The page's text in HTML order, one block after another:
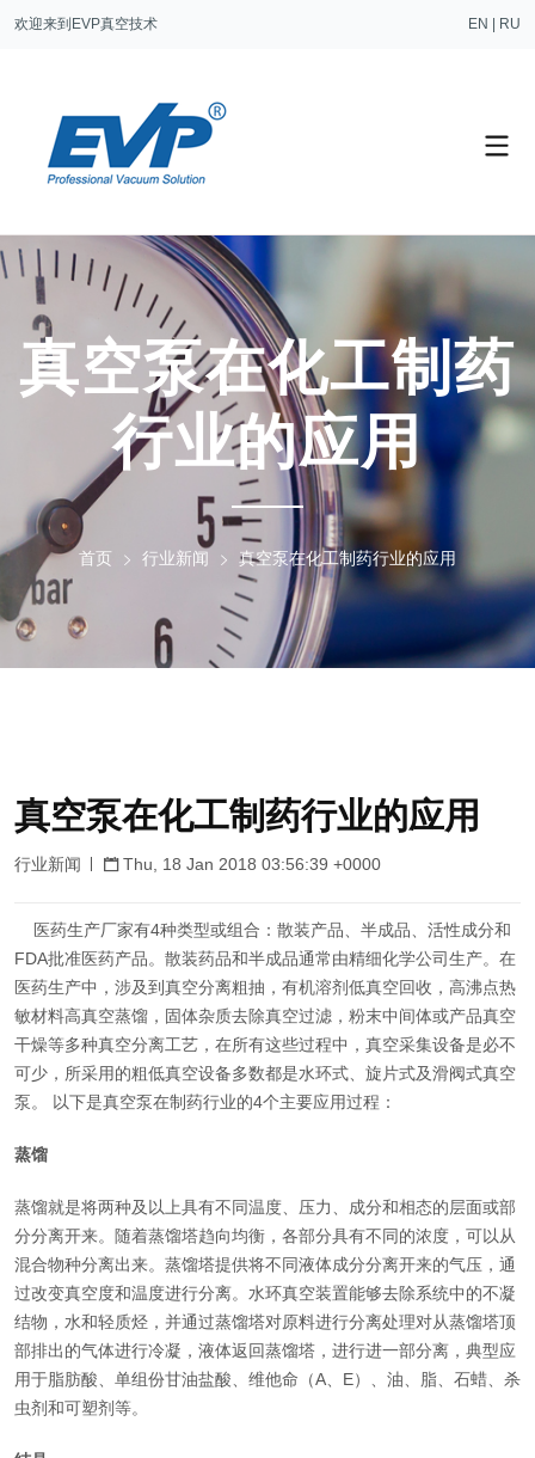
欢迎来到EVP真空技术 EN RU
真空泵在化工制药
行业的应用
首页 行业新闻 真空泵在化工制药行业的应用
真空泵在化工制药行业的应用
行业新闻 Thu, 18 Jan 2018 03:56:39 +0000
医药生产厂家有4种类型或组合：散装产品、半成品、活性成分和
FDA批准医药产品。散装药品和半成品通常由精细化学公司生产。在
医药生产中，涉及到真空分离粗抽，有机溶剂低真空回收，高沸点热
敏材料高真空蒸馏，固体杂质去除真空过滤，粉末中间体或产品真空
干燥等多种真空分离工艺，在所有这些过程中，真空采集设备是必不
可少，所采用的粗低真空设备多数都是水环式、旋片式及滑阀式真空
泵。 以下是真空泵在制药行业的4个主要应用过程：
蒸馏
蒸馏就是将两种及以上具有不同温度、压力、成分和相态的层面或部
分分离开来。随着蒸馏塔趋向均衡，各部分具有不同的浓度，可以从
混合物种分离出来。蒸馏塔提供将不同液体成分分离开来的气压，通
过改变真空度和温度进行分离。水环真空装置能够去除系统中的不凝
结物，水和轻质烃，并通过蒸馏塔对原料进行分离处理对从蒸馏塔顶
部排出的气体进行冷凝，液体返回蒸馏塔，进行进一部分离，典型应
用于脂肪酸、单组份甘油盐酸、维他命（A、E）、油、脂、石蜡、杀
虫剂和可塑剂等。